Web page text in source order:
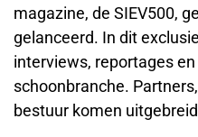
magazine, de SIEV500,
gelanceerd. In dit
interviews, reportages
schoonbranche.
bestuur komen